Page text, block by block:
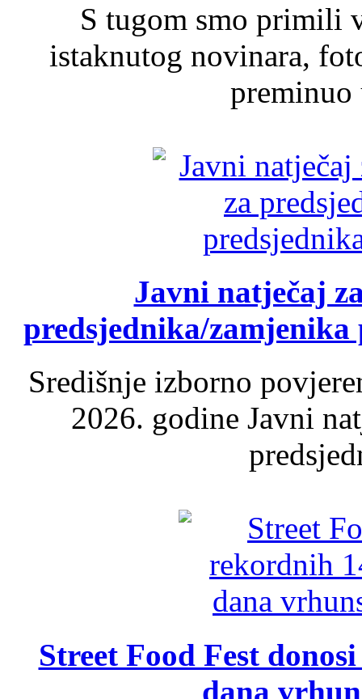
S tugom smo primili
istaknutog novinara,
Javni natječaj
predsjednika/
Središnje izborno
2026. godine Javni
Street Food Fest
dana